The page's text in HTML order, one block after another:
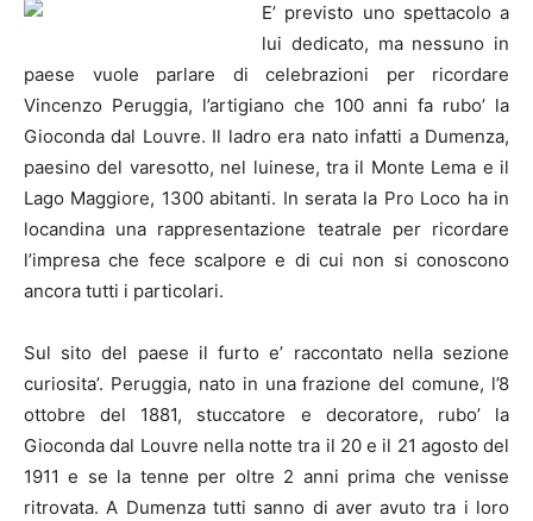
E’ previsto uno spettacolo a
lui dedicato, ma nessuno in
paese vuole parlare di celebrazioni per ricordare
Vincenzo Peruggia, l’artigiano che 100 anni fa rubo’ la
Gioconda dal Louvre. Il ladro era nato infatti a Dumenza,
paesino del varesotto, nel luinese, tra il Monte Lema e il
Lago Maggiore, 1300 abitanti. In serata la Pro Loco ha in
locandina una rappresentazione teatrale per ricordare
l’impresa che fece scalpore e di cui non si conoscono
ancora tutti i particolari.
Sul sito del paese il furto e’ raccontato nella sezione
curiosita’. Peruggia, nato in una frazione del comune, l’8
ottobre del 1881, stuccatore e decoratore, rubo’ la
Gioconda dal Louvre nella notte tra il 20 e il 21 agosto del
1911 e se la tenne per oltre 2 anni prima che venisse
ritrovata. A Dumenza tutti sanno di aver avuto tra i loro